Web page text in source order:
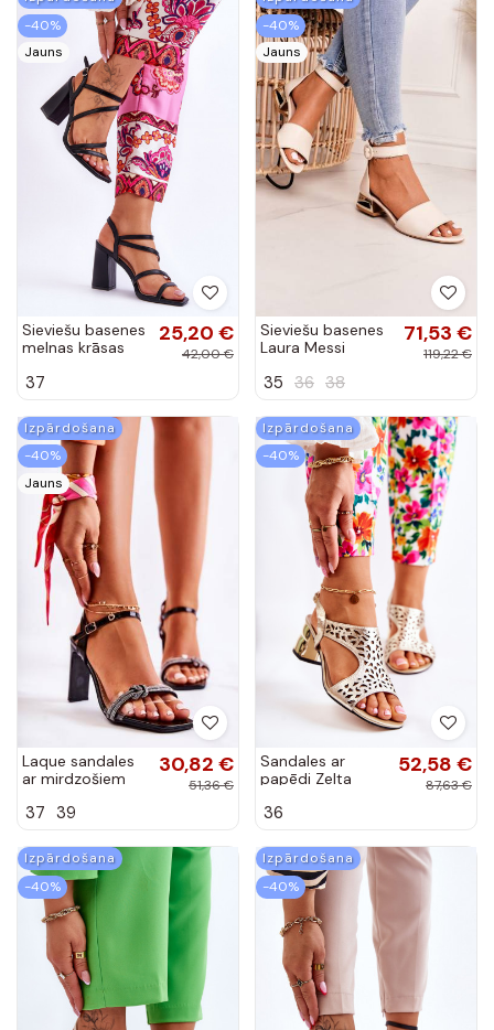
-40%
Jauns
Sieviešu basenes
melnas krāsas
25,20 €
42,00 €
37
-40%
Jauns
Sieviešu basenes
Laura Messi
71,53 €
119,22 €
35 36 38
Izpārdošana
-40%
Jauns
Laque sandales
ar mirdzošiem
melnas krāsas
30,82 €
51,36 €
37 39
Izpārdošana
-40%
Sandales ar
papēdi Zelta
52,58 €
87,63 €
36
Izpārdošana
-40%
Izpārdošana
-40%